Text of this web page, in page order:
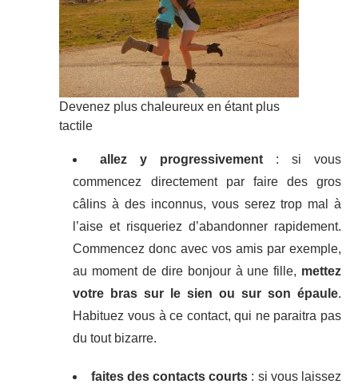
Devenez plus chaleureux en étant plus
tactile
allez y progressivement : si vous
commencez directement par faire des gros
câlins à des inconnus, vous serez trop mal à
l’aise et risqueriez d’abandonner rapidement.
Commencez donc avec vos amis par exemple,
au moment de dire bonjour à une fille, mettez
votre bras sur le sien ou sur son épaule.
Habituez vous à ce contact, qui ne paraitra pas
du tout bizarre.
faites des contacts courts : si vous laissez